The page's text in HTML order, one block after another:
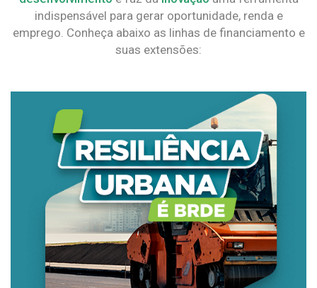
indispensável para gerar oportunidade, renda e
emprego. Conheça abaixo as linhas de financiamento e
suas extensões: